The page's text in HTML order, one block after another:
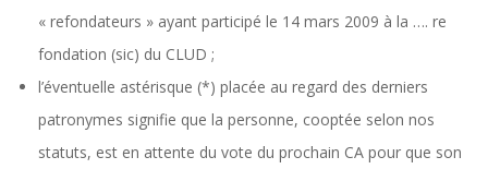
« refondateurs » ayant participé le 14 mars 2009 à la …. re
fondation (sic) du CLUD ;
l’éventuelle astérisque (*) placée au regard des derniers
patronymes signifie que la personne, cooptée selon nos
statuts, est en attente du vote du prochain CA pour que son